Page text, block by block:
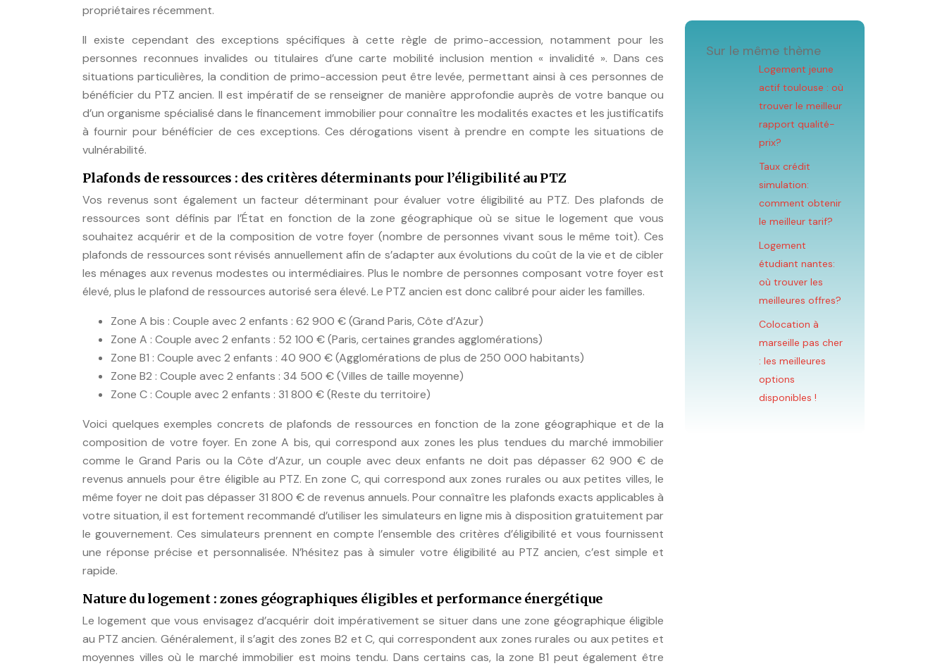
propriétaires récemment.
Il existe cependant des exceptions spécifiques à cette règle de primo-accession, notamment pour les
personnes reconnues invalides ou titulaires d’une carte mobilité inclusion mention « invalidité ». Dans ces
situations particulières, la condition de primo-accession peut être levée, permettant ainsi à ces personnes de
bénéficier du PTZ ancien. Il est impératif de se renseigner de manière approfondie auprès de votre banque ou
d’un organisme spécialisé dans le financement immobilier pour connaître les modalités exactes et les justificatifs
à fournir pour bénéficier de ces exceptions. Ces dérogations visent à prendre en compte les situations de
vulnérabilité.
Plafonds de ressources : des critères déterminants pour l’éligibilité au PTZ
Vos revenus sont également un facteur déterminant pour évaluer votre éligibilité au PTZ. Des plafonds de
ressources sont définis par l’État en fonction de la zone géographique où se situe le logement que vous
souhaitez acquérir et de la composition de votre foyer (nombre de personnes vivant sous le même toit). Ces
plafonds de ressources sont révisés annuellement afin de s’adapter aux évolutions du coût de la vie et de cibler
les ménages aux revenus modestes ou intermédiaires. Plus le nombre de personnes composant votre foyer est
élevé, plus le plafond de ressources autorisé sera élevé. Le PTZ ancien est donc calibré pour aider les familles.
Zone A bis : Couple avec 2 enfants : 62 900 € (Grand Paris, Côte d’Azur)
Zone A : Couple avec 2 enfants : 52 100 € (Paris, certaines grandes agglomérations)
Zone B1 : Couple avec 2 enfants : 40 900 € (Agglomérations de plus de 250 000 habitants)
Zone B2 : Couple avec 2 enfants : 34 500 € (Villes de taille moyenne)
Zone C : Couple avec 2 enfants : 31 800 € (Reste du territoire)
Voici quelques exemples concrets de plafonds de ressources en fonction de la zone géographique et de la
composition de votre foyer. En zone A bis, qui correspond aux zones les plus tendues du marché immobilier
comme le Grand Paris ou la Côte d’Azur, un couple avec deux enfants ne doit pas dépasser 62 900 € de
revenus annuels pour être éligible au PTZ. En zone C, qui correspond aux zones rurales ou aux petites villes, le
même foyer ne doit pas dépasser 31 800 € de revenus annuels. Pour connaître les plafonds exacts applicables à
votre situation, il est fortement recommandé d’utiliser les simulateurs en ligne mis à disposition gratuitement par
le gouvernement. Ces simulateurs prennent en compte l’ensemble des critères d’éligibilité et vous fournissent
une réponse précise et personnalisée. N’hésitez pas à simuler votre éligibilité au PTZ ancien, c’est simple et
rapide.
Nature du logement : zones géographiques éligibles et performance énergétique
Le logement que vous envisagez d’acquérir doit impérativement se situer dans une zone géographique éligible
au PTZ ancien. Généralement, il s’agit des zones B2 et C, qui correspondent aux zones rurales ou aux petites et
moyennes villes où le marché immobilier est moins tendu. Dans certains cas, la zone B1 peut également être
Sur le même thème
Logement jeune
actif toulouse : où
trouver le meilleur
rapport qualité-
prix?
Taux crédit
simulation:
comment obtenir
le meilleur tarif?
Logement
étudiant nantes:
où trouver les
meilleures offres?
Colocation à
marseille pas cher
: les meilleures
options
disponibles !